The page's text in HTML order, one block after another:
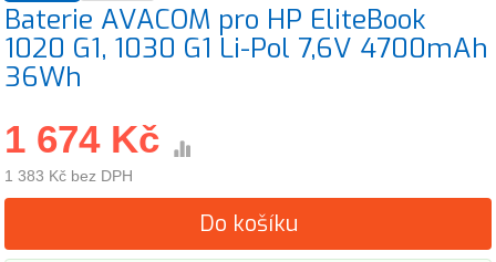
Baterie AVACOM pro HP EliteBook
1020 G1, 1030 G1 Li-Pol 7,6V 4700mAh
36Wh
1 674 Kč
1 383 Kč bez DPH
Do košíku